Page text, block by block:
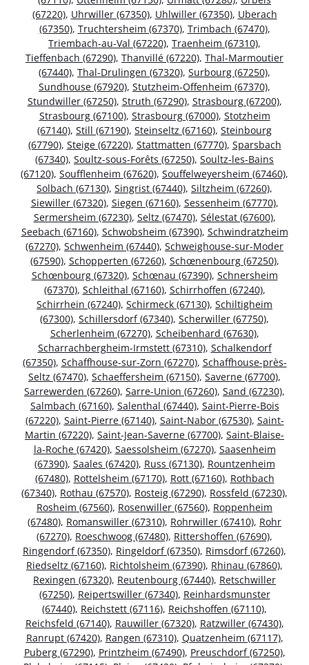
(67220), Uhrwiller (67350), Uhlwiller (67350), Uberach
(67350), Truchtersheim (67370), Trimbach (67470),
Triembach-au-Val (67220), Traenheim (67310),
Tieffenbach (67290), Thanvillé (67220), Thal-Marmoutier
(67440), Thal-Drulingen (67320), Surbourg (67250),
Sundhouse (67920), Stutzheim-Offenheim (67370),
Stundwiller (67250), Struth (67290), Strasbourg (67200),
Strasbourg (67100), Strasbourg (67000), Stotzheim
(67140), Still (67190), Steinseltz (67160), Steinbourg
(67790), Steige (67220), Stattmatten (67770), Sparsbach
(67340), Soultz-sous-Forêts (67250), Soultz-les-Bains
(67120), Soufflenheim (67620), Souffelweyersheim (67460),
Solbach (67130), Singrist (67440), Siltzheim (67260),
Siewiller (67320), Siegen (67160), Sessenheim (67770),
Sermersheim (67230), Seltz (67470), Sélestat (67600),
Seebach (67160), Schwobsheim (67390), Schwindratzheim
(67270), Schwenheim (67440), Schweighouse-sur-Moder
(67590), Schopperten (67260), Schœnenbourg (67250),
Schœnbourg (67320), Schœnau (67390), Schnersheim
(67370), Schleithal (67160), Schirrhoffen (67240),
Schirrhein (67240), Schirmeck (67130), Schiltigheim
(67300), Schillersdorf (67340), Scherwiller (67750),
Scherlenheim (67270), Scheibenhard (67630),
Scharrachbergheim-Irmstett (67310), Schalkendorf
(67350), Schaffhouse-sur-Zorn (67270), Schaffhouse-près-
Seltz (67470), Schaeffersheim (67150), Saverne (67700),
Sarrewerden (67260), Sarre-Union (67260), Sand (67230),
Salmbach (67160), Salenthal (67440), Saint-Pierre-Bois
(67220), Saint-Pierre (67140), Saint-Nabor (67530), Saint-
Martin (67220), Saint-Jean-Saverne (67700), Saint-Blaise-
la-Roche (67420), Saessolsheim (67270), Saasenheim
(67390), Saales (67420), Russ (67130), Rountzenheim
(67480), Rottelsheim (67170), Rott (67160), Rothbach
(67340), Rothau (67570), Rosteig (67290), Rossfeld (67230),
Rosheim (67560), Rosenwiller (67560), Roppenheim
(67480), Romanswiller (67310), Rohrwiller (67410), Rohr
(67270), Roeschwoog (67480), Rittershoffen (67690),
Ringendorf (67350), Ringeldorf (67350), Rimsdorf (67260),
Riedseltz (67160), Richtolsheim (67390), Rhinau (67860),
Rexingen (67320), Reutenbourg (67440), Retschwiller
(67250), Reipertswiller (67340), Reinhardsmunster
(67440), Reichstett (67116), Reichshoffen (67110),
Reichsfeld (67140), Rauwiller (67320), Ratzwiller (67430),
Ranrupt (67420), Rangen (67310), Quatzenheim (67117),
Puberg (67290), Printzheim (67490), Preuschdorf (67250),